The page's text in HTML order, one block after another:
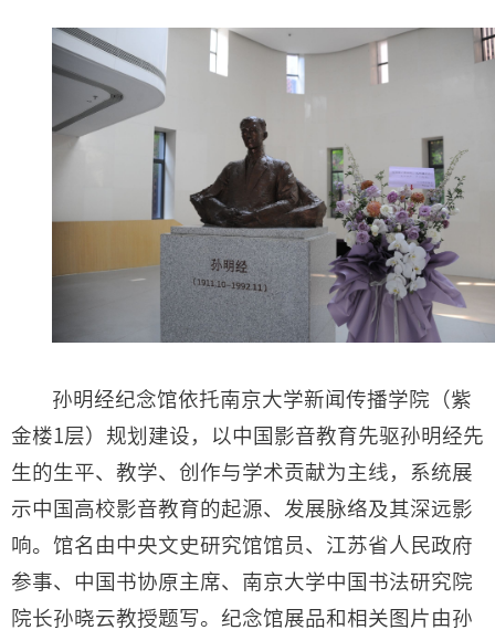
孙明经纪念馆依托南京大学新闻传播学院（紫
金楼1层）规划建设，以中国影音教育先驱孙明经先
生的生平、教学、创作与学术贡献为主线，系统展
示中国高校影音教育的起源、发展脉络及其深远影
响。馆名由中央文史研究馆馆员、江苏省人民政府
参事、中国书协原主席、南京大学中国书法研究院
院长孙晓云教授题写。 纪念馆展品和相关图片由孙